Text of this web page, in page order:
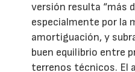
versión resulta “más
especialmente por la
amortiguación, y
buen equilibrio entre
terrenos técnicos. El